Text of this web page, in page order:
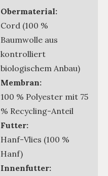
Obermaterial:
Cord (100 %
Baumwolle aus
kontrolliert
biologischem Anbau)
Membran:
100 % Polyester mit 75
% Recycling-Anteil
Futter:
Hanf-Vlies (100 %
Hanf)
Innenfutter: